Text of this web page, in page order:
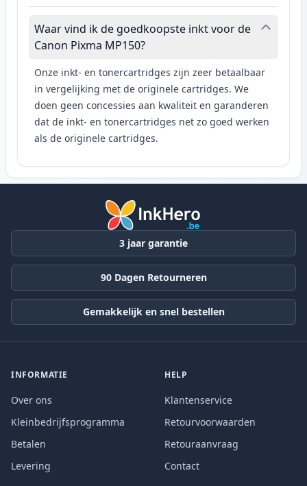
Waar vind ik de goedkoopste inkt voor de
Canon Pixma MP150?
Onze inkt- en tonercartridges zijn zeer betaalbaar
in vergelijking met de originele cartridges. We
doen geen concessies aan kwaliteit en garanderen
dat de inkt- en tonercartridges net zo goed werken
als de originele cartridges.
3 jaar garantie
90 Dagen Retourneren
Gemakkelijk en snel bestellen
INFORMATIE
Over ons
Kleinbedrijfsprogramma
Betalen
Levering
HELP
Klantenservice
Retourvoorwaarden
Retouraanvraag
Contact